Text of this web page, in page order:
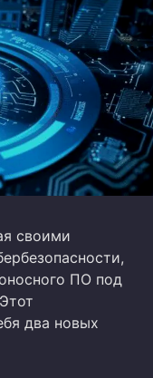
своими
ПО под
два новых